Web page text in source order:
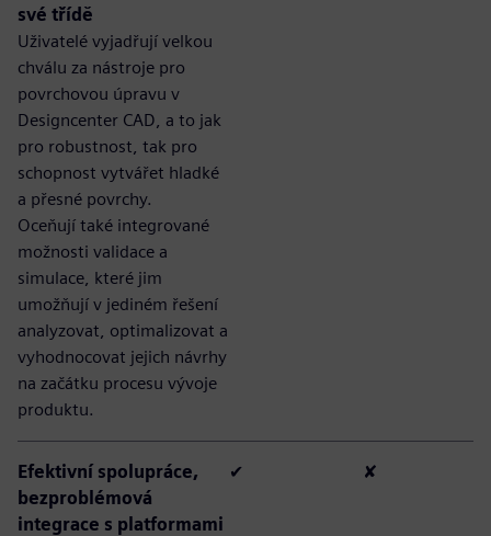
své třídě
Uživatelé vyjadřují velkou
chválu za nástroje pro
povrchovou úpravu v
Designcenter CAD, a to jak
pro robustnost, tak pro
schopnost vytvářet hladké
a přesné povrchy.
Oceňují také integrované
možnosti validace a
simulace, které jim
umožňují v jediném řešení
analyzovat, optimalizovat a
vyhodnocovat jejich návrhy
na začátku procesu vývoje
produktu.
Efektivní spolupráce,
bezproblémová
integrace s platformami
✔ ✘